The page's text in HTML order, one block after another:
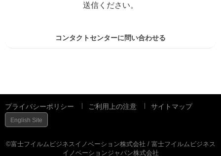
送信ください。
コンタクトセンターに問い合わせる
プライバシーポリシー ご利用上の注意 サイトマップ
English Site
©富士フイルムビジネスイノベーション株式会社 / 富士フイルムビジネス
イノベーションジャパン株式会社